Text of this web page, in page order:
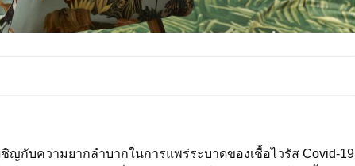
กับความยากลำบากในการแพร่ระบาดของเชื้อไวรัส Covid-19